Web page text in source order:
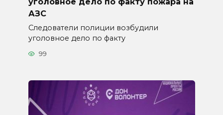
АЗС
Следователи полиции возбудили
уголовное дело по факту
99